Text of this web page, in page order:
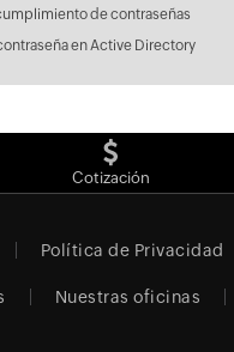
de contraseñas
en Active Directory
Cotización
Política de Privacidad
Nuestras oficinas